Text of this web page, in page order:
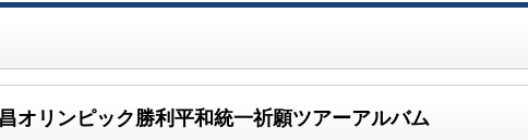
オリンピック勝利平和統一祈願ツアーアルバム